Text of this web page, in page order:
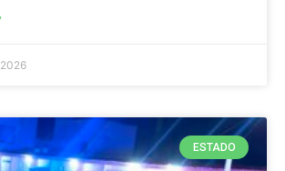
ESTADO